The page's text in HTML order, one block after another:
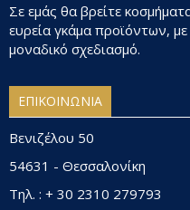
Σε εμάς θα βρείτε
ευρεία γκάμα προϊόντων,
μοναδικό σχεδιασμό.
ΕΠΙΚΟΙΝΩΝΙΑ
Βενιζέλου 50
54631 - Θεσσαλονίκη
Τηλ. : + 30 2310 279793